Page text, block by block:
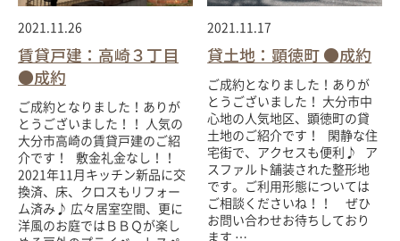
2021.11.26
賃貸戸建：高崎３丁目
●成約
ご成約となりました！ありが
とうございました！！ 人気の
大分市高崎の賃貸戸建のご紹
介です！ 敷金礼金なし！！
2021年11月キッチン新品に交
換済、床、クロスもリフォー
ム済み♪ 広々居室空間、更に
洋風のお庭ではＢＢＱが楽し
2021.11.17
貸土地：顕徳町 ●成約
ご成約となりました！ありが
とうございました！ 大分市中
心地の人気地区、顕徳町の貸
土地のご紹介です！ 閑静な住
宅街で、アクセスも便利♪ ア
スファルト舗装された整形地
です。ご利用形態については
ご相談くださいね！！ ぜひ
お問い合わせお待ちしており
ます …